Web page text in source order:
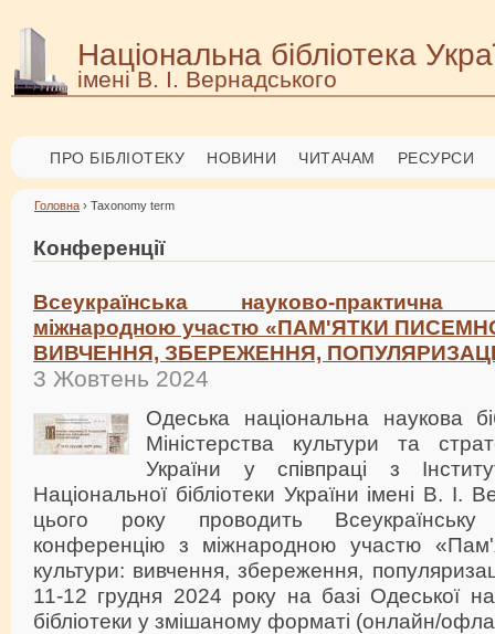
Національна бібліотека
імені В. І. Вернадського
ПРО БІБЛІОТЕКУ НОВИНИ ЧИТАЧАМ РЕСУРСИ
Головна › Taxonomy term
Конференції
Всеукраїнська науково-
міжнародною участю «ПАМ'ЯТКИ
ВИВЧЕННЯ, ЗБЕРЕЖЕННЯ,
3 Жовтень 2024
Одеська національна наукова
Міністерства культури та
України у співпраці з
Національної бібліотеки України імені В. І.
цього року проводить Всеукраїнську
конференцію з міжнародною участю
культури: вивчення, збереження,
11-12 грудня 2024 року на базі Одеської
бібліотеки у змішаному форматі (онлайн/